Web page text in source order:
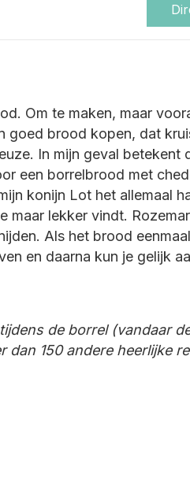
Om te maken, maar
goed brood kopen, dat
In mijn geval betekent
een borrelbrood met
konijn Lot het allemaal
maar lekker vindt.
Als het brood
en daarna kun je gelijk
de borrel (vandaar
dan 150 andere heerlijke